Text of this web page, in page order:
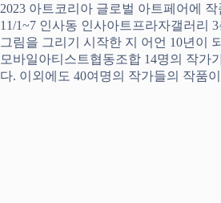
2023 아트코리아 글로벌 아트페어에
11/1~7 인사동 인사아트프라자갤러리
그림을 그리기 시작한 지 어언 10년이
모바일아티스트협동조합 14명의 작가
다. 이외에도 40여명의 작가들의 작품